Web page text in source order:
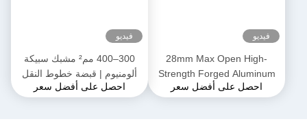
28mm Max Open High-
Strength Forged
Alloy Come-Along Clamp مع على أفضل سعر
300–400 مم² مشبك سبيكة
ألومنيوم | قبضة خطوط النقل
لموصلات ACSR و AAAC
احصل على أفضل سعر